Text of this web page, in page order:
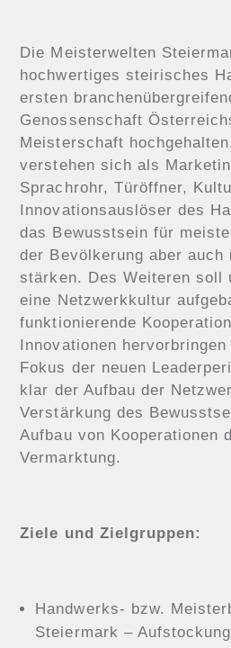
Die Meisterwelten
hochwertiges steirisches
ersten
Genossenschaft
Meisterschaft
verstehen sich als
Sprachrohr, Türöffner,
Innovationsauslöser des
das Bewusstsein für
der Bevölkerung aber
stärken. Des Weiteren soll
eine Netzwerkkultur
funktionierende
Innovationen
Fokus der neuen
klar der Aufbau der
Verstärkung des
Aufbau von Kooperationen
Vermarktung.
Ziele und Zielgruppen:
Handwerks- bzw.
Steiermark –